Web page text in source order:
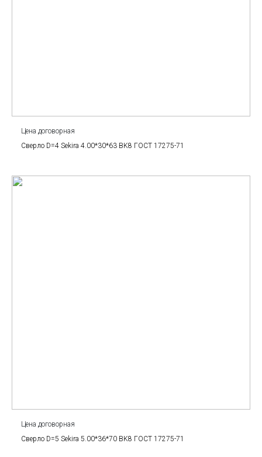
Цена договорная
Сверло D=4 Sekira 4.00*30*63 BK8 ГОСТ 17275-71
Цена договорная
Сверло D=5 Sekira 5.00*36*70 BK8 ГОСТ 17275-71